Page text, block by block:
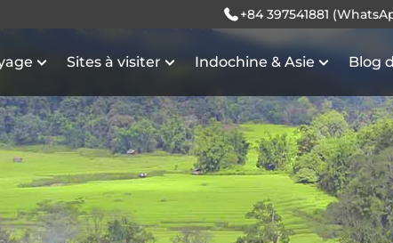
+84 397541881
Sites à visiter Indochine & Asie Blog